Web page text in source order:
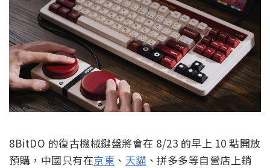
8BitDO 的復古機械鍵盤將會在 8/23 的早上 10 點開放
預購，中國只有在京東 、 天貓 、拼多多等自營店上銷